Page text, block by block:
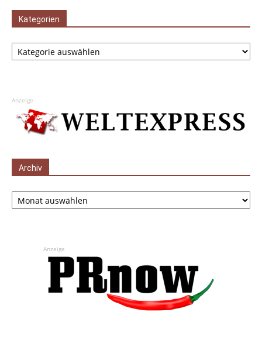
Kategorien
Kategorien
Anzeige
Archiv
Archiv
Anzeige